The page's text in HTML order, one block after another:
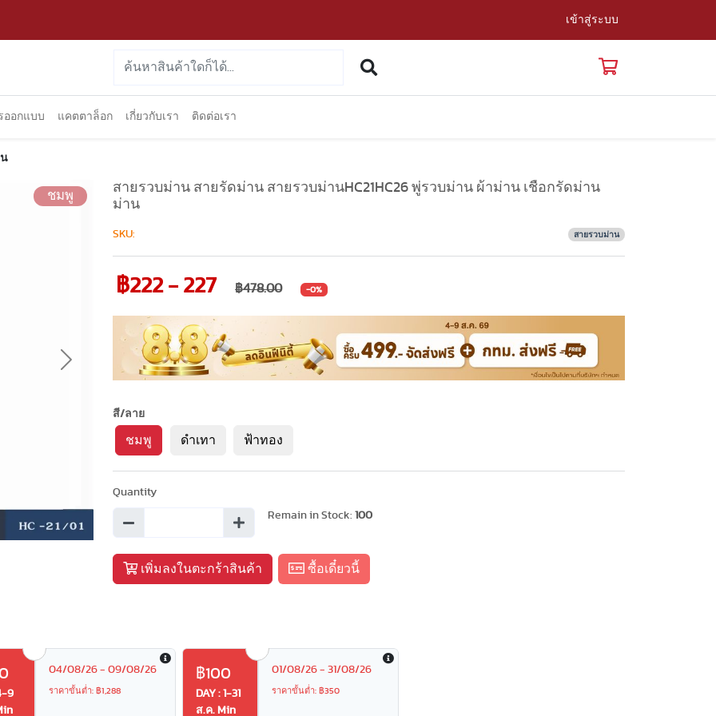
เข้าสู่ระบบ
ออกแบบ แคตตาล็อก เกี่ยวกับเรา ติดต่อเรา
ชมพู
Next
สายรวบม่าน สายรัดม่าน สายรวบม่านHC21HC26 พู่รวบม่าน ผ้าม่าน เชือกรัดม่าน
ม่าน
SKU: สายรวบม่าน
฿222 - 227 ฿478.00 -0%
สี/ลาย
ชมพู ดำเทา ฟ้าทอง
Quantity
Remain in Stock: 100
เพิ่มลงในตะกร้าสินค้า ซื้อเดี๋ยวนี้
9
04/08/26 - 09/08/26
ราคาขั้นต่ำ: ฿1,288
฿100
DAY : 1-31
ส.ค. Min
01/08/26 - 31/08/26
ราคาขั้นต่ำ: ฿350